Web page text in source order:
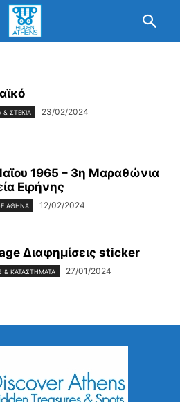
& ΣΤΈΚΙΑ 23/02/2024
1965 – 3η Μαραθώνια
Ειρήνης
ΑΘΉΝΑ 12/02/2024
Διαφημίσεις sticker
& ΚΑΤΑΣΤΉΜΑΤΆ 27/01/2024